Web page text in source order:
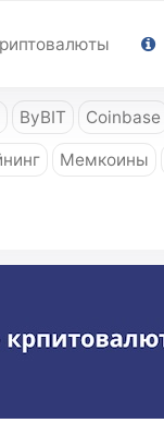
ByBIT Coinbase
Мемкоины